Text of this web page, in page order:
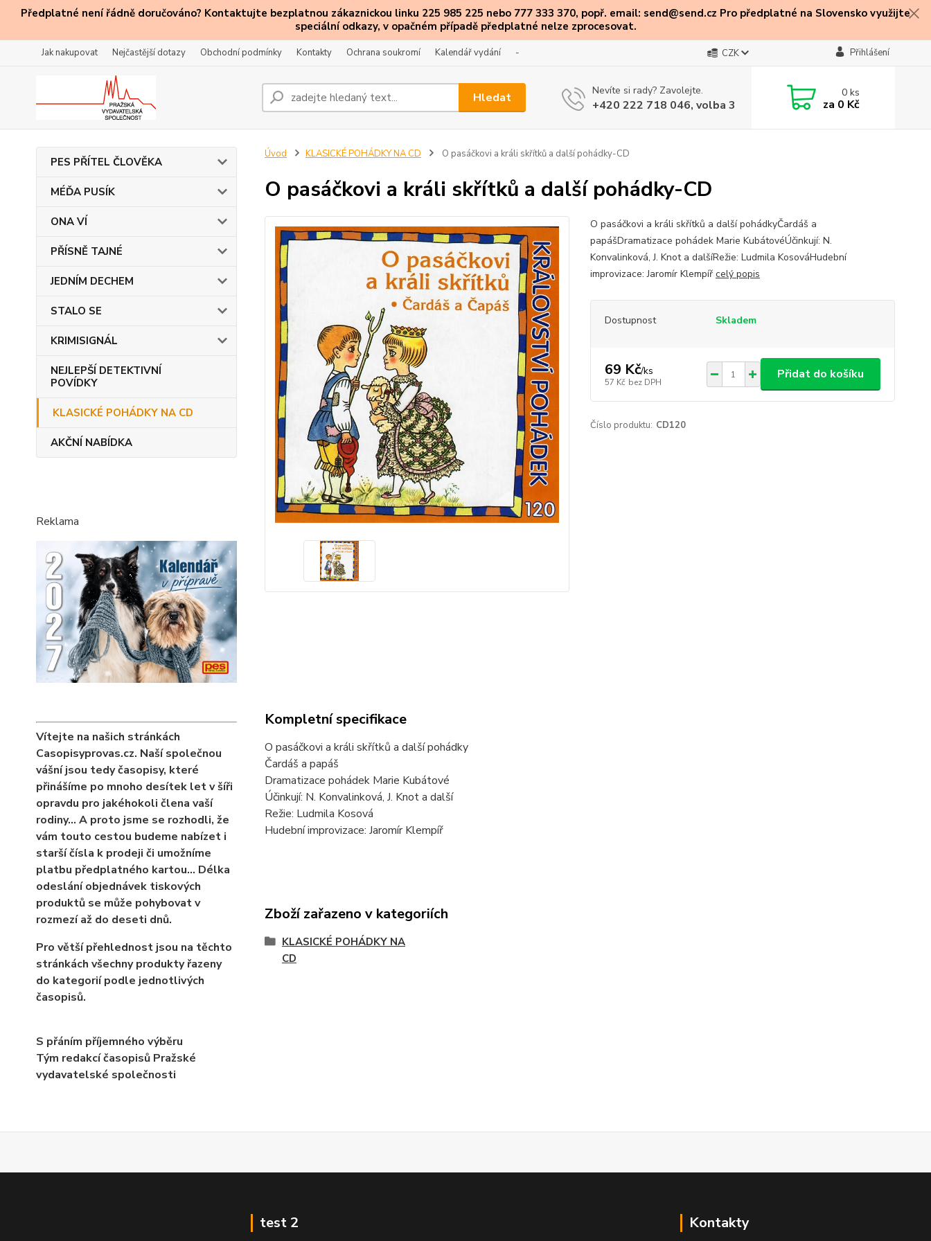
Předplatné není řádně doručováno? Kontaktujte bezplatnou zákaznickou linku 225 985 225 nebo 777 333 370, popř. email: send@send.cz Pro předplatné na Slovensko využijte
speciální odkazy, v opačném případě předplatné nelze zprocesovat.
Jak nakupovat Nejčastější dotazy Obchodní podmínky Kontakty Ochrana soukromí Kalendář vydání - CZK Přihlášení
Hledat Nevíte si rady? Zavolejte.
+420 222 718 046, volba 3
0ks
za 0 Kč
PES PŘÍTEL ČLOVĚKA
MÉĎA PUSÍK
ONA VÍ
PŘÍSNĚ TAJNÉ
JEDNÍM DECHEM
STALO SE
KRIMISIGNÁL
NEJLEPŠÍ DETEKTIVNÍ
POVÍDKY
KLASICKÉ POHÁDKY NA CD
AKČNÍ NABÍDKA
Reklama
Vítejte na našich stránkách
Casopisyprovas.cz. Naší společnou
vášní jsou tedy časopisy, které
přinášíme po mnoho desítek let v šíři
opravdu pro jakéhokoli člena vaší
rodiny… A proto jsme se rozhodli, že
vám touto cestou budeme nabízet i
starší čísla k prodeji či umožníme
platbu předplatného kartou... Délka
odeslání objednávek tiskových
produktů se může pohybovat v
rozmezí až do deseti dnů.
Pro větší přehlednost jsou na těchto
stránkách všechny produkty řazeny
do kategorií podle jednotlivých
časopisů.
S přáním příjemného výběru
Tým redakcí časopisů Pražské
vydavatelské společnosti
Úvod KLASICKÉ POHÁDKY NA CD O pasáčkovi a králi skřítků a další pohádky-CD
O pasáčkovi a králi skřítků a další pohádky-CD
O pasáčkovi a králi skřítků a další pohádkyČardáš a
papášDramatizace pohádek Marie KubátovéÚčinkují: N.
Konvalinková, J. Knot a dalšíRežie: Ludmila KosováHudební
improvizace: Jaromír Klempíř celý popis
Dostupnost Skladem
69 Kč/ks
57 Kč bez DPH
Přidat do košíku
Číslo produktu: CD120
Kompletní specifikace
O pasáčkovi a králi skřítků a další pohádky
Čardáš a papáš
Dramatizace pohádek Marie Kubátové
Účinkují: N. Konvalinková, J. Knot a další
Režie: Ludmila Kosová
Hudební improvizace: Jaromír Klempíř
Zboží zařazeno v kategoriích
KLASICKÉ POHÁDKY NA
CD
test 2 Kontakty